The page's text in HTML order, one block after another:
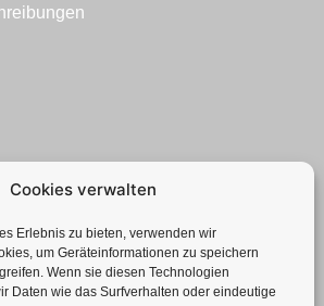
Cookies verwalten
Erlebnis zu bieten, verwenden wir
um Geräteinformationen zu speichern
Wenn sie diesen Technologien
Daten wie das Surfverhalten oder eindeutige